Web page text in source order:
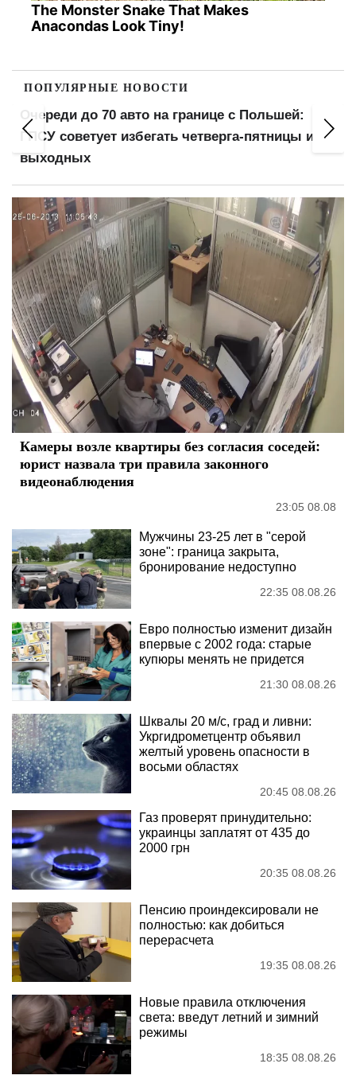
The Monster Snake That Makes
Anacondas Look Tiny!
ПОПУЛЯРНЫЕ НОВОСТИ
Штраф за средний палец и запрет мигать
фарами: водительские правила, которых нет в
ПДД
Камеры возле квартиры без согласия соседей:
юрист назвала три правила законного
видеонаблюдения
23:05 08.08
Мужчины 23-25 лет в "серой
зоне": граница закрыта,
бронирование недоступно
22:35 08.08.26
Евро полностью изменит дизайн
впервые с 2002 года: старые
купюры менять не придется
21:30 08.08.26
Шквалы 20 м/с, град и ливни:
Укргидрометцентр объявил
желтый уровень опасности в
восьми областях
20:45 08.08.26
Газ проверят принудительно:
украинцы заплатят от 435 до
2000 грн
20:35 08.08.26
Пенсию проиндексировали не
полностью: как добиться
перерасчета
19:35 08.08.26
Новые правила отключения
света: введут летний и зимний
режимы
18:35 08.08.26